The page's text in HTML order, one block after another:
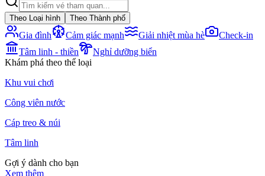
Theo Loại hình Theo Thành phố
Gia đình Cảm giác mạnh Giải nhiệt mùa hè
Check-in
Tâm linh - thiền
Nghỉ dưỡng biển
Khám phá theo thể loại
Khu vui chơi
Công viên nước
Cáp treo & núi
Tâm linh
Gợi ý dành cho bạn
Xem thêm